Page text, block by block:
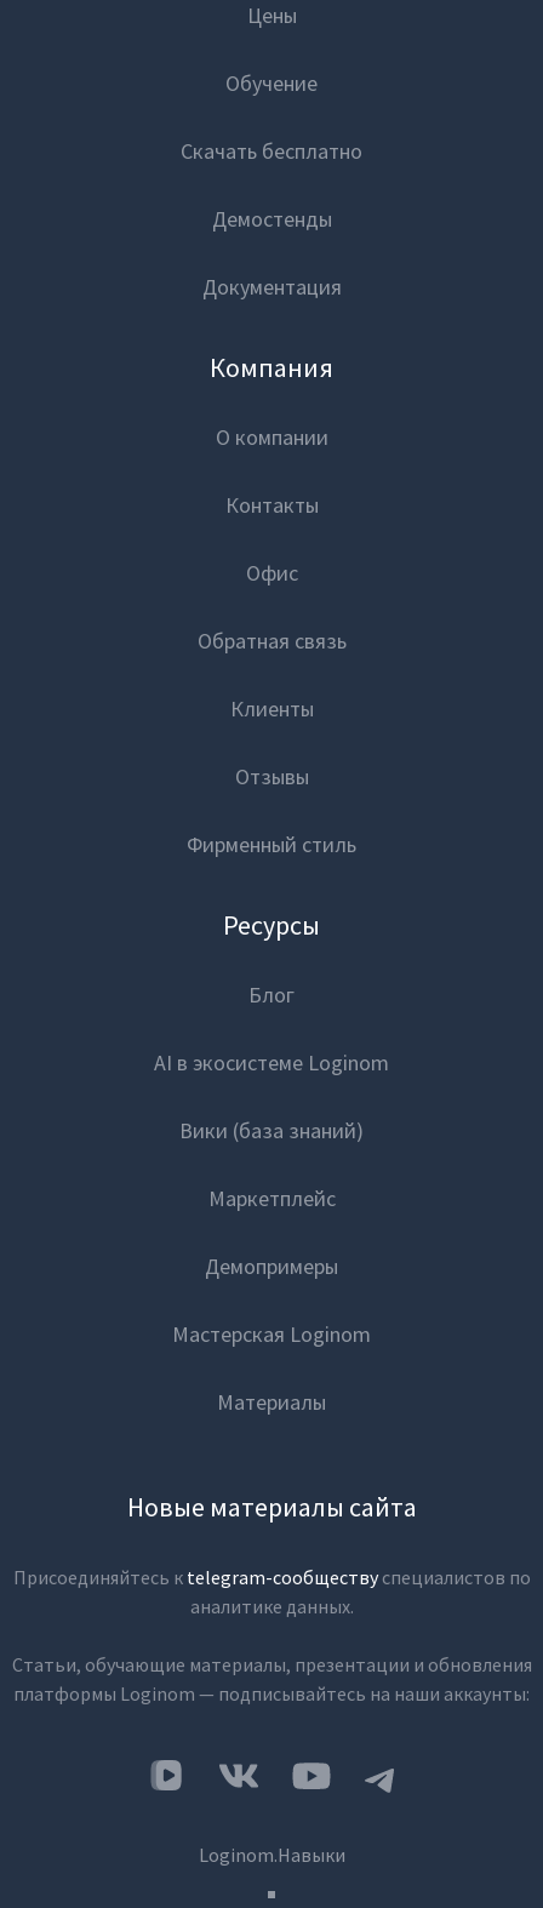
Цены
Обучение
Скачать бесплатно
Демостенды
Документация
Компания
О компании
Контакты
Офис
Обратная связь
Клиенты
Отзывы
Фирменный стиль
Ресурсы
Блог
AI в экосистеме Loginom
Вики (база знаний)
Маркетплейс
Демопримеры
Мастерская Loginom
Материалы
Новые материалы сайта
Присоединяйтесь к telegram-сообществуспециалистов по
аналитике данных.
Статьи, обучающие материалы, презентации и обновления
платформы Loginom — подписывайтесь на наши аккаунты:
Loginom.Навыки